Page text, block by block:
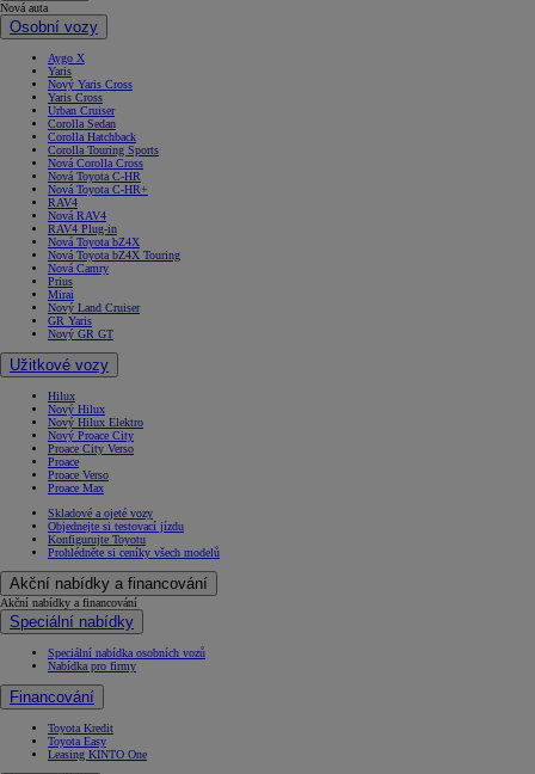
Nová auta
Osobní vozy
Aygo X
Yaris
Nový Yaris Cross
Yaris Cross
Urban Cruiser
Corolla Sedan
Corolla Hatchback
Corolla Touring Sports
Nová Corolla Cross
Nová Toyota C-HR
Nová Toyota C-HR+
RAV4
Nová RAV4
RAV4 Plug-in
Nová Toyota bZ4X
Nová Toyota bZ4X Touring
Nová Camry
Prius
Mirai
Nový Land Cruiser
GR Yaris
Nový GR GT
Užitkové vozy
Hilux
Nový Hilux
Nový Hilux Elektro
Nový Proace City
Proace City Verso
Proace
Proace Verso
Proace Max
Skladové a ojeté vozy
Objednejte si testovací jízdu
Konfigurujte Toyotu
Prohlédněte si ceníky všech modelů
Akční nabídky a financování
Akční nabídky a financování
Speciální nabídky
Speciální nabídka osobních vozů
Nabídka pro firmy
Financování
Toyota Kredit
Toyota Easy
Leasing KINTO One